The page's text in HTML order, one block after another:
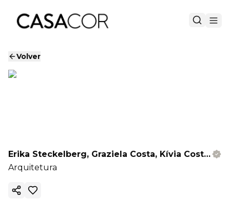
Volver
Erika Steckelberg, Graziela Costa, Kívia Costa e Zuleica Lombardi
Arquitetura
Copiar enlace